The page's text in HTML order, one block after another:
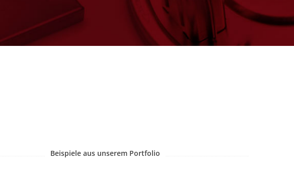
Beispiele aus unserem Portfolio